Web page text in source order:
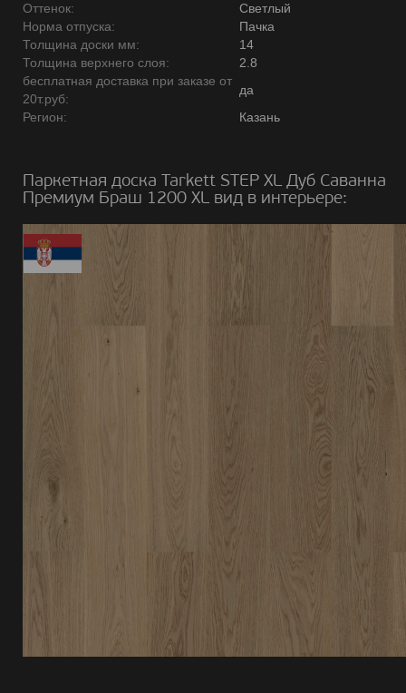
Оттенок:
Светлый
Норма отпуска:
Пачка
Толщина доски мм:
14
Толщина верхнего слоя:
2.8
бесплатная доставка при заказе от
20т.руб:
да
Регион:
Казань
Паркетная доска Tarkett STEP XL Дуб Саванна
Премиум Браш 1200 ХL вид в интерьере: